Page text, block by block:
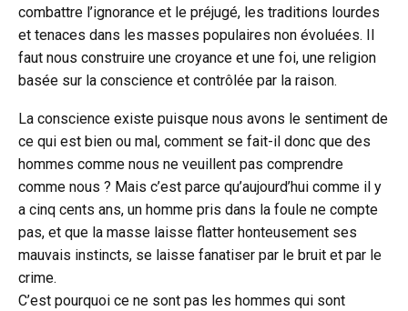
combattre l’ignorance et le préjugé, les traditions lourdes
et tenaces dans les masses populaires non évoluées. Il
faut nous construire une croyance et une foi, une religion
basée sur la conscience et contrôlée par la raison.
La conscience existe puisque nous avons le sentiment de
ce qui est bien ou mal, comment se fait-il donc que des
hommes comme nous ne veuillent pas comprendre
comme nous ? Mais c’est parce qu’aujourd’hui comme il y
a cinq cents ans, un homme pris dans la foule ne compte
pas, et que la masse laisse flatter honteusement ses
mauvais instincts, se laisse fanatiser par le bruit et par le
crime.
C’est pourquoi ce ne sont pas les hommes qui sont